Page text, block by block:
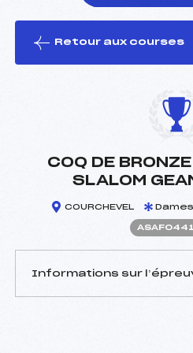
le ski
Retour aux courses
COQ DE
SLALOM
COURCHEVEL Dames
Informations sur